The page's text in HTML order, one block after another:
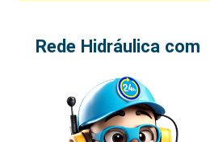
Rede Hidráulica com